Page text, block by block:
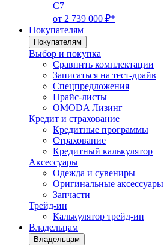
C7
от 2 739 000 ₽*
Покупателям
Покупателям
Выбор и покупка
Сравнить комплектации
Записаться на тест-драйв
Cпецпредложения
Прайс-листы
OMODA Лизинг
Кредит и страхование
Кредитные программы
Страхование
Кредитный калькулятор
Аксессуары
Одежда и сувениры
Оригинальные аксессуары
Запчасти
Трейд-ин
Калькулятор трейд-ин
Владельцам
Владельцам